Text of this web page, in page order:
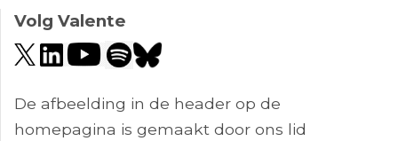
Volg Valente
De afbeelding in de header op de
homepagina is gemaakt door ons lid